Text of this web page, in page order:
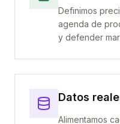
Definimos
agenda de
y defender
Datos
Alimentamos